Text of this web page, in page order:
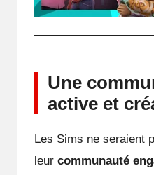
Une
active et
Les Sims ne seraient
leur communauté